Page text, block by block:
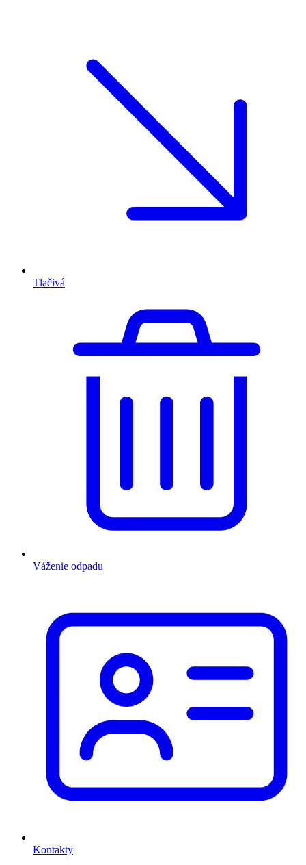
Tlačivá
Váženie odpadu
Kontakty